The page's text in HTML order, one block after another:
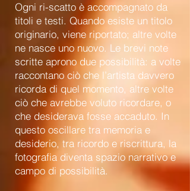
Ogni ri-scatto è accompagnato da
titoli e testi. Quando esiste un titolo
originario, viene riportato; altre volte
ne nasce uno nuovo. Le brevi note
scritte aprono due possibilità: a volte
raccontano ciò che l’artista davvero
ricorda di quel momento, altre volte
ciò che avrebbe voluto ricordare, o
che desiderava fosse accaduto. In
questo oscillare tra memoria e
desiderio, tra ricordo e riscrittura, la
fotografia diventa spazio narrativo e
campo di possibilità.